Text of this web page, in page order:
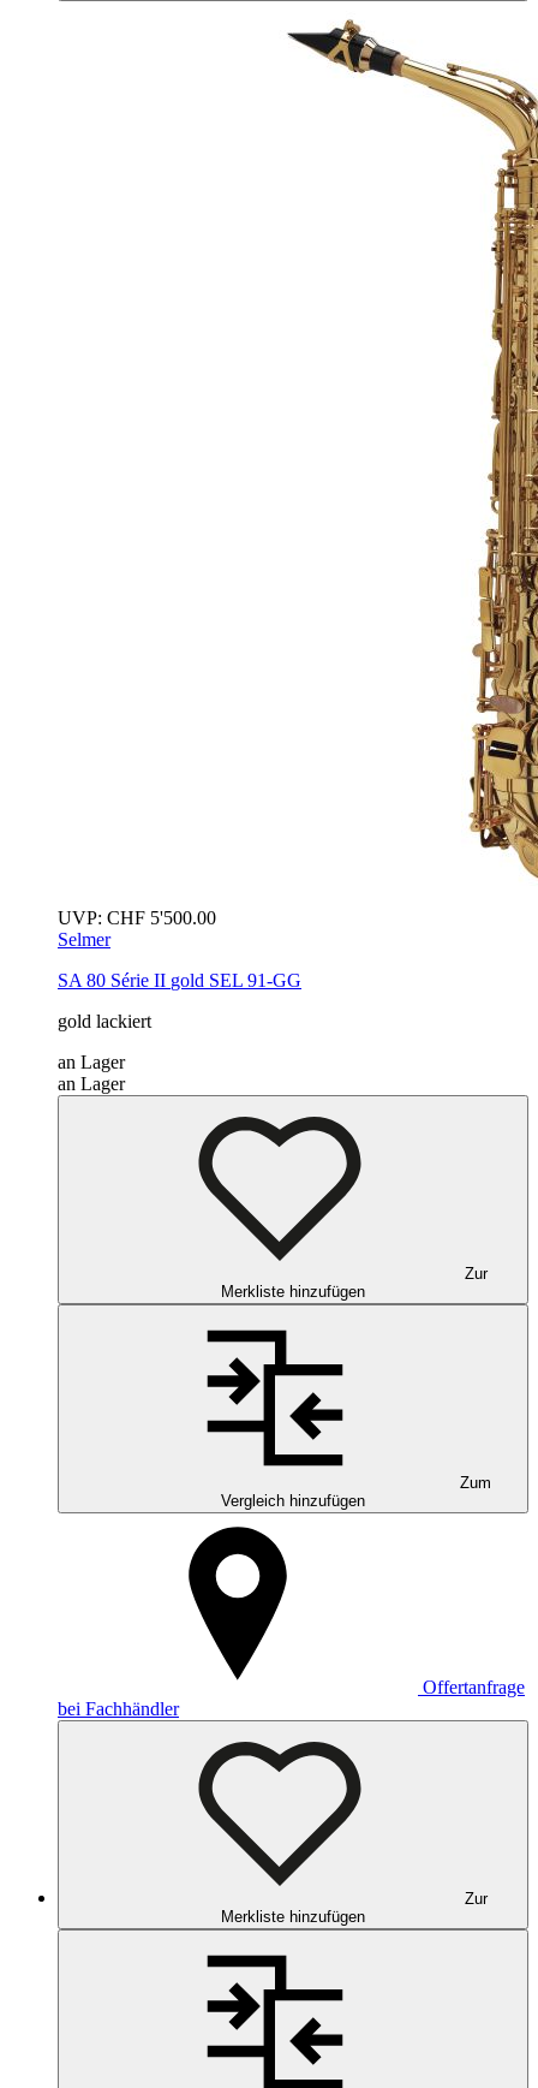
UVP: CHF 5'500.00
Selmer
SA 80 Série II gold SEL 91-GG
gold lackiert
an Lager
an Lager
Zur
Merkliste hinzufügen
Zum
Vergleich hinzufügen
Offertanfrage
bei Fachhändler
Zur
Merkliste hinzufügen